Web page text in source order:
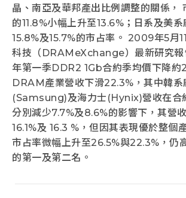
晶、南亞及華邦產出比例調整的關係，
的11.8%小幅上升至13.6%；日系及美
15.8%及15.7%的市占率。 2009年5月
科技（DRAMeXchange）最新研究
年第一季DDR2 1Gb合約季均價下降約
DRAM產業營收下滑22.3%，其中韓系
(Samsung)及海力士(Hynix)營收在合
分別減少7.7%及8.6%的影響下，其營
16.1%及 16.3 %，但因其表現優於整個
市占率微幅上升至26.5%與22.3%，仍
的第一及第二名。